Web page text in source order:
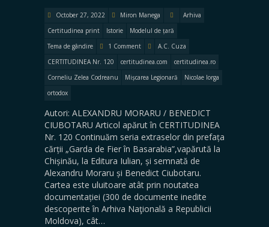
October 27, 2022 Miron Manega
Arhiva
Certitudinea print
Istorie
Modelul de țară
Tema de gândire
1 Comment
A.C. Cuza
CERTITUDINEA Nr. 120
certitudinea.com
certitudinea.ro
Corneliu Zelea Codreanu
Mișcarea Legionară
Nicolae Iorga
ortodox
Autori: ALEXANDRU MORARU / BENEDICT
CIUBOTARU Articol apărut în CERTITUDINEA
Nr. 120 Continuăm seria extraselor din prefața
cărții „Garda de Fier în Basarabia”,vapărută la
Chișinău, la Editura Iulian, și semnată de
Alexandru Moraru și Benedict Ciubotaru.
Cartea este uluitoare atât prin noutatea
documentației (300 de documente inedite
descoperite în Arhiva Naţională a Republicii
Moldova), cât…